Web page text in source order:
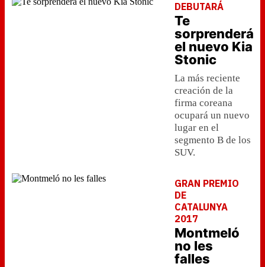
DEBUTARÁ
Te
sorprenderá
el nuevo Kia
Stonic
La más reciente
creación de la
firma coreana
ocupará un nuevo
lugar en el
segmento B de los
SUV.
GRAN PREMIO
DE
CATALUNYA
2017
Montmeló
no les
falles